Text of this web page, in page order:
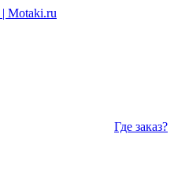
Где заказ?